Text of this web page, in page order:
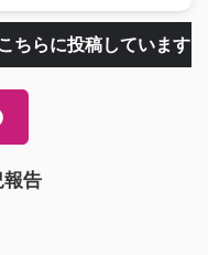
ちらに投稿しています
告